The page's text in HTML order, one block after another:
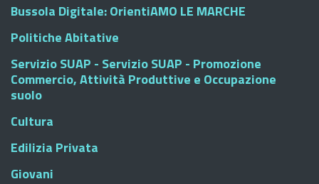
Bussola Digitale: OrientiAMO LE MARCHE
Politiche Abitative
Servizio SUAP - Servizio SUAP - Promozione
Commercio, Attività Produttive e Occupazione
suolo
Cultura
Edilizia Privata
Giovani